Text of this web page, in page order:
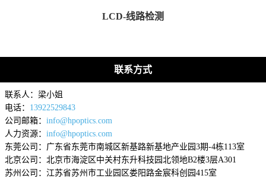
LCD-线路检测
联系方式
联系人：梁小姐
电话： 13922529843
公司邮箱： info@hpoptics.com
人力资源： info@hpoptics.com
东莞公司：广东省东莞市南城区新基路新基地产业园3期-4栋113室
北京公司：北京市海淀区中关村东升科技园北领地B2楼3层A301
苏州公司：江苏省苏州市工业园区娄阳路金宸科创园415室